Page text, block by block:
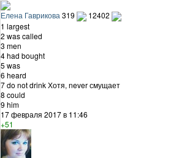
Елена Гаврикова 319
12402
1 largest
2 was called
3 men
4 had bought
5 was
6 heard
7 do not drink Хотя, never смущает
8 could
9 him
17 февраля 2017 в 11:46
+51